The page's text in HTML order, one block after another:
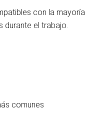
con la
durante el trabajo.
comunes